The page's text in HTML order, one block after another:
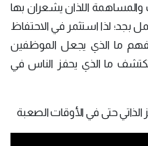
اللذان يشعران بها
بجد؛ لذا استثمر في الاحتفاظ
ما الذي يجعل الموظفين
ما الذي يحفز الناس في